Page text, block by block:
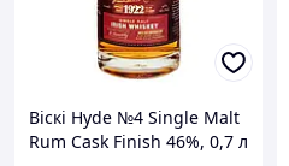
Віскі Hyde №4 Single Malt
Rum Cask Finish 46%, 0,7 л